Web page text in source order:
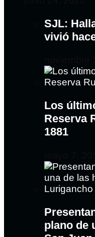
SJL:
vivió
Los
Reserva
1881
plano de